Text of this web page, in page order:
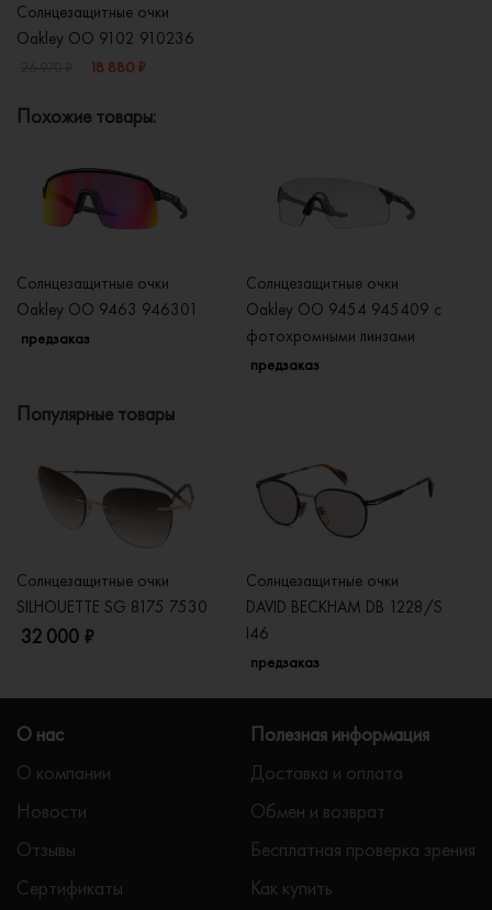
Солнцезащитные очки
Oakley OO 9102 910236
18 880 ₽
Похожие товары:
Солнцезащитные очки
Oakley OO 9463 946301
предзаказ
Солнцезащитные очки
Oakley OO 9454 945409 с
фотохромными линзами
предзаказ
Популярные товары
Солнцезащитные очки
SILHOUETTE SG 8175 7530
32 000 ₽
Солнцезащитные очки
DAVID BECKHAM DB 1228/S
I46
предзаказ
О нас
О компании
Новости
Отзывы
Сертификаты
Полезная информация
Доставка и оплата
Обмен и возврат
Бесплатная проверка зрения
Как купить